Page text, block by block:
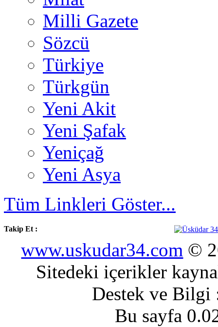
Milli Gazete
Sözcü
Türkiye
Türkgün
Yeni Akit
Yeni Şafak
Yeniçağ
Yeni Asya
Tüm Linkleri Göster...
Takip Et :
www.uskudar34.com ©
Sitedeki içerikler
Destek ve
Bu sayfa